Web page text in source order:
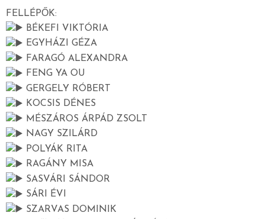
FELLÉPŐK:
BÉKEFI VIKTÓRIA
EGYHÁZI GÉZA
FARAGÓ ALEXANDRA
FENG YA OU
GERGELY RÓBERT
KOCSIS DÉNES
MÉSZÁROS ÁRPÁD ZSOLT
NAGY SZILÁRD
POLYÁK RITA
RAGÁNY MISA
SASVÁRI SÁNDOR
SÁRI ÉVI
SZARVAS DOMINIK